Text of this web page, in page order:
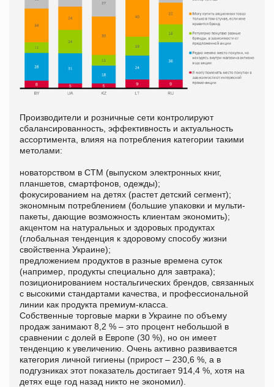
Производители и розничные сети контролируют
сбалансированность, эффективность и актуальность
ассортимента, влияя на потребления категории такими
метолами:
новаторством в СТМ (выпуском электронных книг,
планшетов, смартфонов, одежды);
фокусированием на детях (растет детский сегмент);
экономным потреблением (большие упаковки и мульти-
пакеты, дающие возможность клиентам экономить);
акцентом на натуральных и здоровых продуктах
(глобальная тенденция к здоровому способу жизни
свойственна Украине);
предложением продуктов в разные времена суток
(например, продукты специально для завтрака);
позиционированием ностальгических брендов, связанных
с высокими стандартами качества, и профессиональной
линии как продукта премиум-класса.
Собственные торговые марки в Украине по объему
продаж занимают 8,2 % – это процент небольшой в
сравнении с долей в Европе (30 %), но он имеет
тенденцию к увеличению. Очень активно развивается
категория личной гигиены (прирост – 230,6 %, а в
подгузниках этот показатель достигает 914,4 %, хотя на
детях еще год назад никто не экономил).